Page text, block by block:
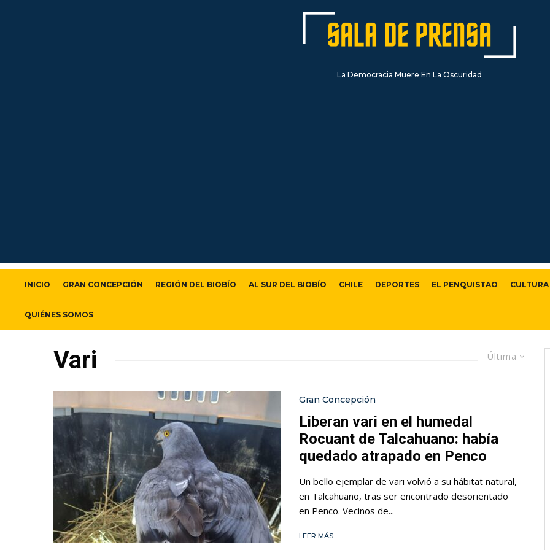
La Democracia Muere En La Oscuridad
INICIO GRAN CONCEPCIÓN REGIÓN DEL BIOBÍO AL SUR DEL BIOBÍO CHILE DEPORTES EL PENQUISTAO CULTURA
QUIÉNES SOMOS
Última
Vari
Gran Concepción
Liberan vari en el humedal
Rocuant de Talcahuano: había
quedado atrapado en Penco
Un bello ejemplar de vari volvió a su hábitat natural,
en Talcahuano, tras ser encontrado desorientado
en Penco. Vecinos de...
LEER MÁS